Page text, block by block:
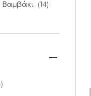
Βαμβάκι (14)